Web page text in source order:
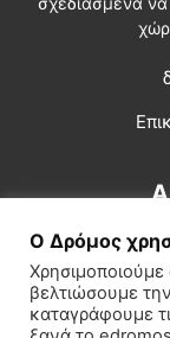
Ο Δρόμος
βελτιώσουμε
καταγράφουμε